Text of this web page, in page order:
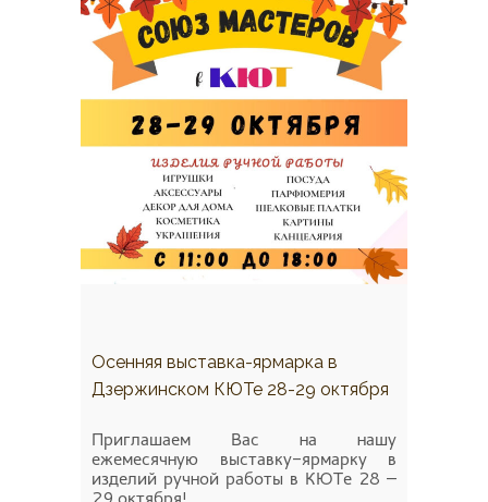
Осенняя выставка-ярмарка в
Дзержинском КЮТе 28-29 октября
Приглашаем Вас на нашу
ежемесячную выставку-ярмарку в
изделий ручной работы в КЮТе 28 –